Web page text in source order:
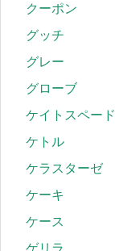
クーポン
グッチ
グレー
グローブ
ケイトスペード
ケトル
ケラスターゼ
ケーキ
ケース
ゲリラ